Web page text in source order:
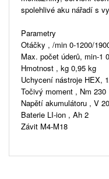
spolehlivé aku nářadí s
Parametry
Otáčky , /min 0-1200/
Max. počet úderů, min-1
Hmotnost , kg 0,95 kg
Uchycení nástroje HEX,
Točivý moment , Nm 230
Napětí akumulátoru , V 20
Baterie LI-ion , Ah 2
Závit M4-M18